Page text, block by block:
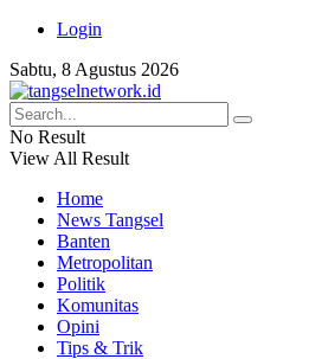
Login
Sabtu, 8 Agustus 2026
No Result
View All Result
Home
News Tangsel
Banten
Metropolitan
Politik
Komunitas
Opini
Tips & Trik